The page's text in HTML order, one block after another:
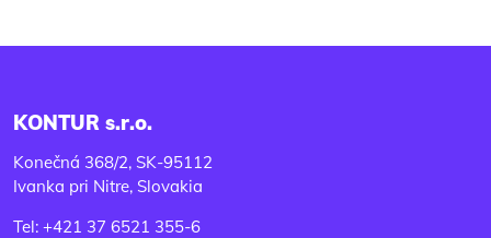
KONTUR s.r.o.
Konečná 368/2, SK-95112
Ivanka pri Nitre, Slovakia
Tel: +421 37 6521 355-6